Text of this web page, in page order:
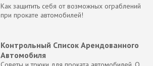
Как защитить себя от возможных ограблений
при прокате автомобилей!
Контрольный Список Арендованного
Автомобиля